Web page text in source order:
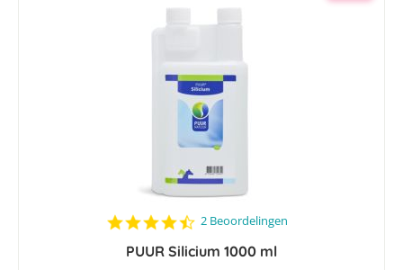
4.5
rating
2 Beoordelingen
PUUR Silicium 1000 ml